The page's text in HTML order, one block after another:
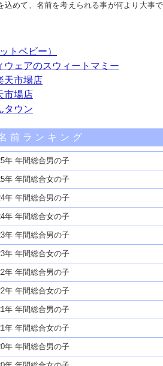
込めて、名前を考えられる事が何より大事で
トベビー）
ウェアのスウィートマミー
天市場店
市場店
タウン
前ランキング
年 年間総合男の子
年 年間総合女の子
年 年間総合男の子
年 年間総合女の子
年 年間総合男の子
年 年間総合女の子
年 年間総合男の子
年 年間総合女の子
年 年間総合男の子
年 年間総合女の子
年 年間総合男の子